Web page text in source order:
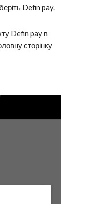
Defin pay.
Defin pay в
сторінку